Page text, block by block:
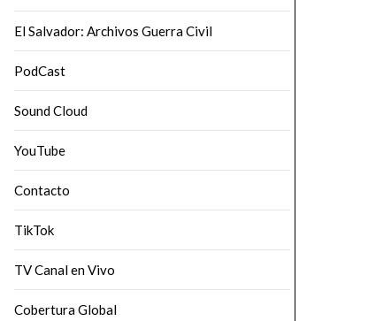
El Salvador: Archivos Guerra Civil
PodCast
Sound Cloud
YouTube
Contacto
TikTok
TV Canal en Vivo
Cobertura Global